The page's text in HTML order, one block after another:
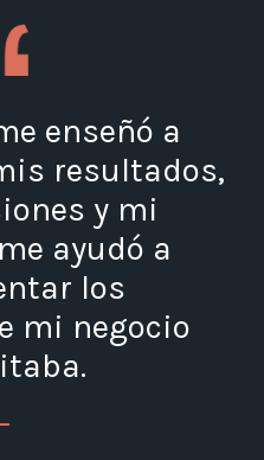
enseñó a
resultados,
y mi
ayudó a
los
mi negocio